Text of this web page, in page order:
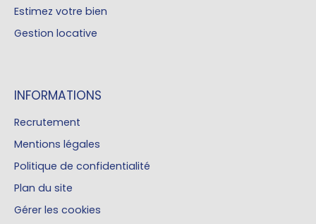
Estimez votre bien
Gestion locative
INFORMATIONS
Recrutement
Mentions légales
Politique de confidentialité
Plan du site
Gérer les cookies